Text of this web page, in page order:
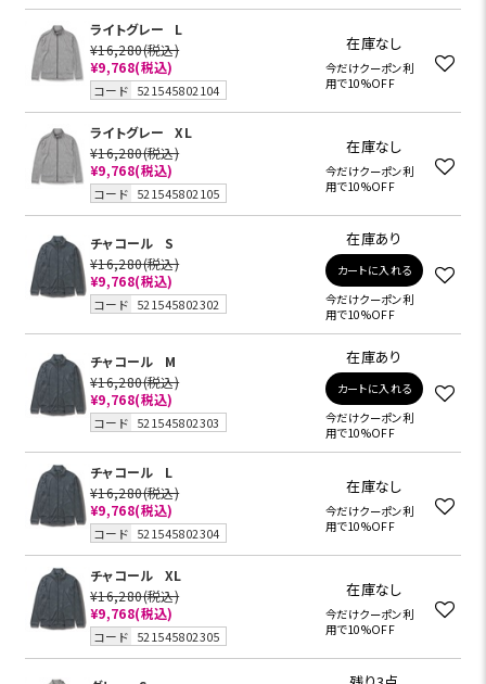
ライトグレー
L
¥16,280(税込)
¥9,768(税込)
コード 521545802104
在庫なし
今だけクーポン利
用で10%OFF
ライトグレー
XL
¥16,280(税込)
¥9,768(税込)
コード 521545802105
在庫なし
今だけクーポン利
用で10%OFF
チャコール
S
¥16,280(税込)
¥9,768(税込)
コード 521545802302
在庫あり
カートに入れる
今だけクーポン利
用で10%OFF
チャコール
M
¥16,280(税込)
¥9,768(税込)
コード 521545802303
在庫あり
カートに入れる
今だけクーポン利
用で10%OFF
チャコール
L
¥16,280(税込)
¥9,768(税込)
コード 521545802304
在庫なし
今だけクーポン利
用で10%OFF
チャコール
XL
¥16,280(税込)
¥9,768(税込)
コード 521545802305
在庫なし
今だけクーポン利
用で10%OFF